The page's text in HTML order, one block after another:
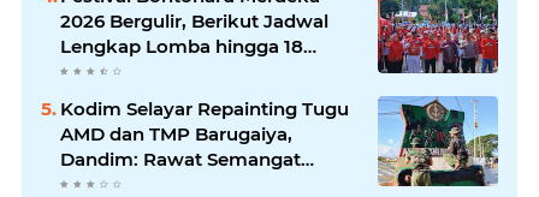
2026 Bergulir, Berikut Jadwal
Lengkap Lomba hingga 18
Agustus
Kodim Selayar Repainting Tugu
AMD dan TMP Barugaiya,
Dandim: Rawat Semangat
Nasionalisme